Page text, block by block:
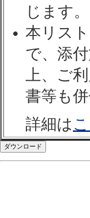
じます。
本リス
で、添
上、ご
書等も
詳細は